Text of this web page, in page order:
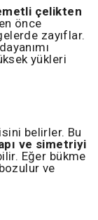
çelikten
önce
zayıflar.
yükleri
belirler. Bu
ve simetriyi
Eğer bükme
ve